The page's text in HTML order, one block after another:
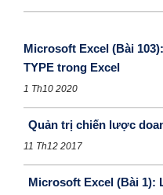
Microsoft Excel (Bài
TYPE trong Excel
1 Th10 2020
Quản trị chiến lược
11 Th12 2017
Microsoft Excel (Bài 1):